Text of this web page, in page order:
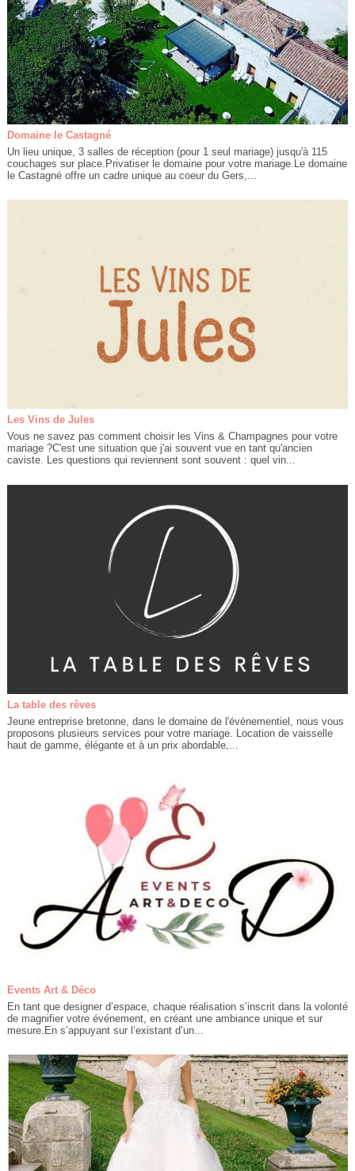
Domaine le Castagné
Un lieu unique, 3 salles de réception (pour 1 seul mariage) jusqu'à 115
couchages sur place.Privatiser le domaine pour votre mariage.Le domaine
le Castagné offre un cadre unique au coeur du Gers,...
Les Vins de Jules
Vous ne savez pas comment choisir les Vins & Champagnes pour votre
mariage ?C'est une situation que j'ai souvent vue en tant qu'ancien
caviste. Les questions qui reviennent sont souvent : quel vin...
La table des rêves
Jeune entreprise bretonne, dans le domaine de l'événementiel, nous vous
proposons plusieurs services pour votre mariage. Location de vaisselle
haut de gamme, élégante et à un prix abordable,...
Events Art & Déco
En tant que designer d’espace, chaque réalisation s’inscrit dans la volonté
de magnifier votre événement, en créant une ambiance unique et sur
mesure.En s’appuyant sur l’existant d’un...